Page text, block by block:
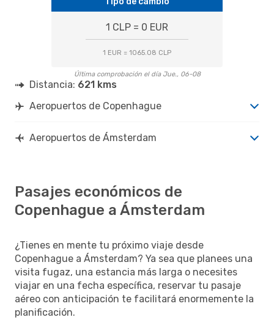
1 CLP = 0 EUR
1 EUR = 1065.08 CLP
Última comprobación el día Jue., 06-08
Distancia: 621 kms
Aeropuertos de Copenhague
Aeropuertos de Ámsterdam
Pasajes económicos de
Copenhague a Ámsterdam
¿Tienes en mente tu próximo viaje desde
Copenhague a Ámsterdam? Ya sea que planees una
visita fugaz, una estancia más larga o necesites
viajar en una fecha específica, reservar tu pasaje
aéreo con anticipación te facilitará enormemente la
planificación.